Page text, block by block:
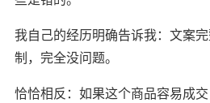
我自己的经历明确告诉我：文案
制，完全没问题。
恰恰相反：如果这个商品容易成